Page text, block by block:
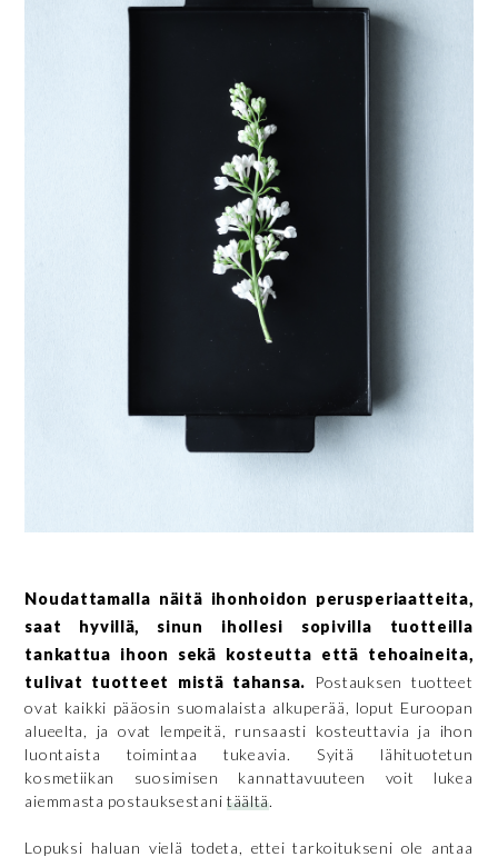
Noudattamalla näitä ihonhoidon perusperiaatteita,
saat hyvillä, sinun ihollesi sopivilla tuotteilla
tankattua ihoon sekä kosteutta että tehoaineita,
tulivat tuotteet mistä tahansa. Postauksen tuotteet
ovat kaikki pääosin suomalaista alkuperää, loput Euroopan
alueelta, ja ovat lempeitä, runsaasti kosteuttavia ja ihon
luontaista toimintaa tukeavia. Syitä lähituotetun
kosmetiikan suosimisen kannattavuuteen voit lukea
aiemmasta postauksestani täältä.
Lopuksi haluan vielä todeta, ettei tarkoitukseni ole antaa